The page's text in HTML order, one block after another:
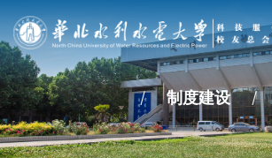
/ 制度建设 /